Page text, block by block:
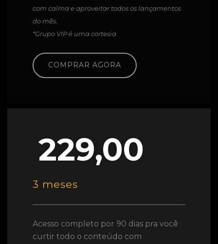
com calma e aproveitar todos os lançamentos
do mês.
*Grupo VIP é uma cortesia
COMPRAR AGORA
229,00
3 meses
Acesso completo por 90 dias pra você
curtir todo o conteúdo com